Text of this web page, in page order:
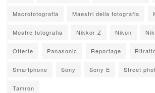
Macrofotografia Maestri della fotografia
Mostre fotografia Nikkor Z Nikon
Offerte Panasonic Reportage
Smartphone Sony Sony E Street
Tamron